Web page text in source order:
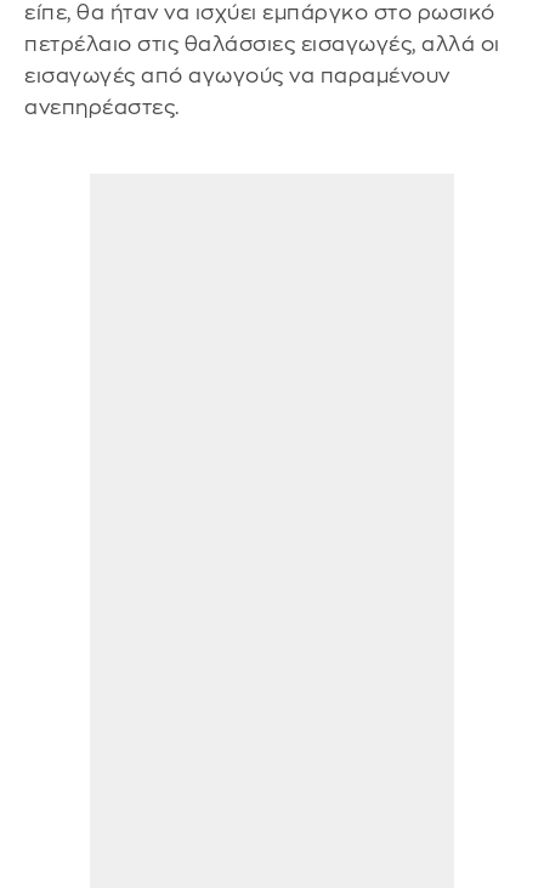
είπε, θα ήταν να ισχύει εμπάργκο στο ρωσικό
πετρέλαιο στις θαλάσσιες εισαγωγές, αλλά οι
εισαγωγές από αγωγούς να παραμένουν
ανεπηρέαστες.